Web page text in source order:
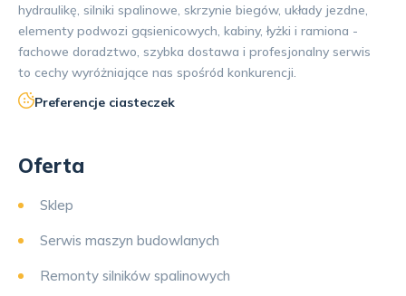
hydraulikę, silniki spalinowe, skrzynie biegów, układy jezdne,
elementy podwozi gąsienicowych, kabiny, łyżki i ramiona -
fachowe doradztwo, szybka dostawa i profesjonalny serwis
to cechy wyróżniające nas spośród konkurencji.
Preferencje ciasteczek
Oferta
Sklep
Serwis maszyn budowlanych
Remonty silników spalinowych